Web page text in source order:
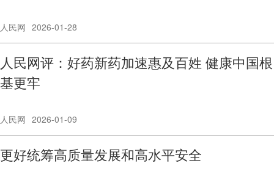
人民网 2026-01-28
人民网评：好药新药加速惠及百姓 健康中国根
基更牢
人民网 2026-01-09
更好统筹高质量发展和高水平安全